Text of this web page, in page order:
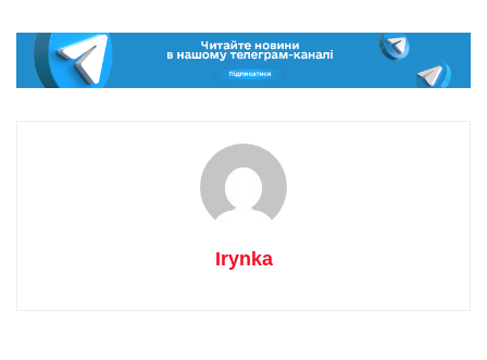
Irynka